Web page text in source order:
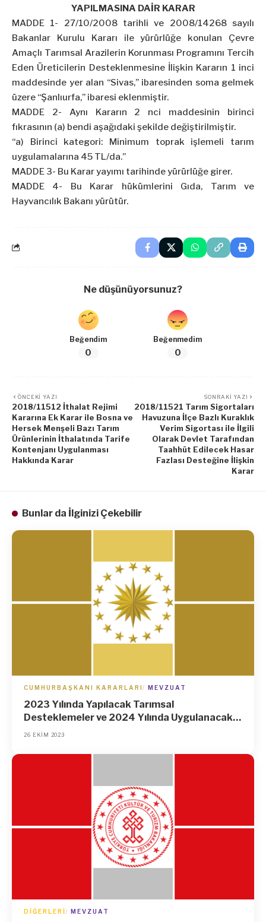
YAPILMASINA DAİR KARAR
MADDE 1- 27/10/2008 tarihli ve 2008/14268 sayılı
Bakanlar Kurulu Kararı ile yürürlüğe konulan Çevre
Amaçlı Tarımsal Arazilerin Korunması Programını Tercih
Eden Üreticilerin Desteklenmesine İlişkin Kararın 1 inci
maddesinde yer alan “Sivas,” ibaresinden soma gelmek
üzere “Şanlıurfa,’’ ibaresi eklenmiştir.
MADDE 2- Aynı Kararın 2 nci maddesinin birinci
fıkrasının (a) bendi aşağıdaki şekilde değiştirilmiştir.
“a) Birinci kategori: Minimum toprak işlemeli tarım
uygulamalarına 45 TL/da.”
MADDE 3- Bu Karar yayımı tarihinde yürürlüğe girer.
MADDE 4- Bu Karar hükümlerini Gıda, Tarım ve
Hayvancılık Bakanı yürütür.
Ne düşünüyorsunuz?
Beğendim
0
Beğenmedim
0
ÖNCEKI YAZI
2018/11512 İthalat Rejimi
Kararına Ek Karar ile Bosna ve
Hersek Menşeli Bazı Tarım
Ürünlerinin İthalatında Tarife
Kontenjanı Uygulanması
Hakkında Karar
SONRAKI YAZI
2018/11521 Tarım Sigortaları
Havuzuna İlçe Bazlı Kuraklık
Verim Sigortası ile İlgili
Olarak Devlet Tarafından
Taahhüt Edilecek Hasar
Fazlası Desteğine İlişkin
Karar
Bunlar da İlginizi Çekebilir
CUMHURBAŞKANI KARARLARI MEVZUAT
2023 Yılında Yapılacak Tarımsal
Desteklemeler ve 2024 Yılında Uygulanacak
Sertifikalı Tohum Kullanım Desteğine İlişkin
(Karar Sayısı: 7741)
26 EKIM 2023
DIĞERLERI MEVZUAT